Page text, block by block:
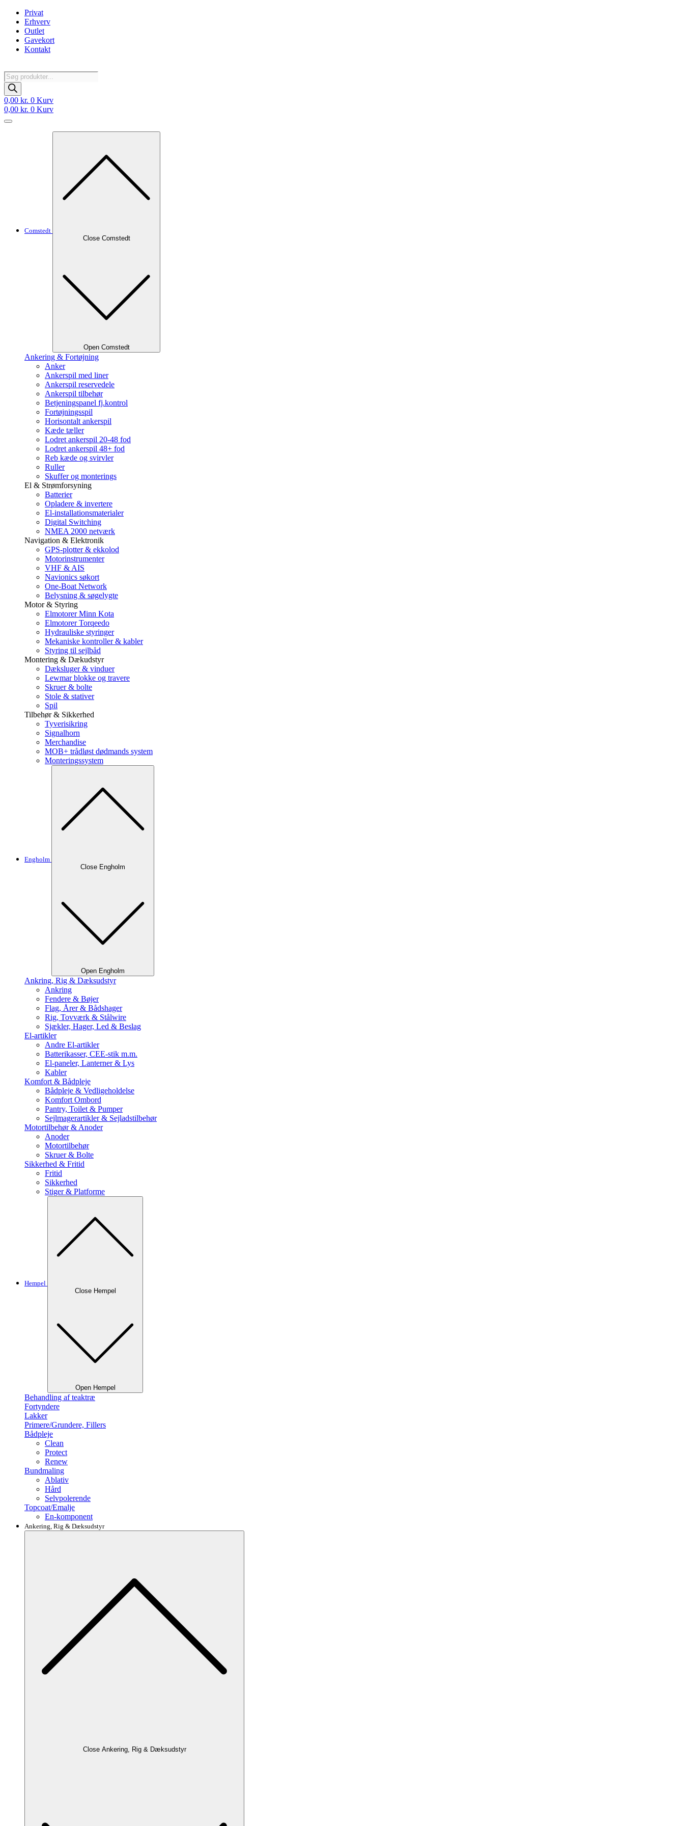
Videre
indhold
Privat
Erhverv
Outlet
Gavekort
Kontakt
Products
search
0,00 kr. 0 Kurv
0,00 kr. 0 Kurv
Comstedt
Close Comstedt
Open Comstedt
Ankering & Fortøjning
Anker
Ankerspil med liner
Ankerspil reservedele
Ankerspil tilbehør
Betjeningspanel fj.kontrol
Fortøjningsspil
Horisontalt ankerspil
Kæde tæller
Lodret ankerspil 20-48 fod
Lodret ankerspil 48+ fod
Reb kæde og svirvler
Ruller
Skuffer og monterings
El & Strømforsyning
Batterier
Opladere & invertere
El-installationsmaterialer
Digital Switching
NMEA 2000 netværk
Navigation & Elektronik
GPS-plotter & ekkolod
Motorinstrumenter
VHF & AIS
Navionics søkort
One-Boat Network
Belysning & søgelygte
Motor & Styring
Elmotorer Minn Kota
Elmotorer Torqeedo
Hydrauliske styringer
Mekaniske kontroller & kabler
Styring til sejlbåd
Montering & Dækudstyr
Dæksluger & vinduer
Lewmar blokke og travere
Skruer & bolte
Stole & stativer
Spil
Tilbehør & Sikkerhed
Tyverisikring
Signalhorn
Merchandise
MOB+ trådløst dødmands system
Monteringssystem
Engholm
Close Engholm
Open Engholm
Ankring, Rig & Dæksudstyr
Ankring
Fendere & Bøjer
Flag, Årer & Bådshager
Rig, Tovværk & Stålwire
Sjækler, Hager, Led & Beslag
El-artikler
Andre El-artikler
Batterikasser, CEE-stik m.m.
El-paneler, Lanterner & Lys
Kabler
Komfort & Bådpleje
Bådpleje & Vedligeholdelse
Komfort Ombord
Pantry, Toilet & Pumper
Sejlmagerartikler & Sejladstilbehør
Motortilbehør & Anoder
Anoder
Motortilbehør
Skruer & Bolte
Sikkerhed & Fritid
Fritid
Sikkerhed
Stiger & Platforme
Hempel
Close Hempel
Open Hempel
Behandling af teaktræ
Fortyndere
Lakker
Primere/Grundere, Fillers
Bådpleje
Clean
Protect
Renew
Bundmaling
Ablativ
Hård
Selvpolerende
Topcoat/Emalje
En-komponent
Ankering, Rig & Dæksudstyr
Close Ankering, Rig & Dæksudstyr